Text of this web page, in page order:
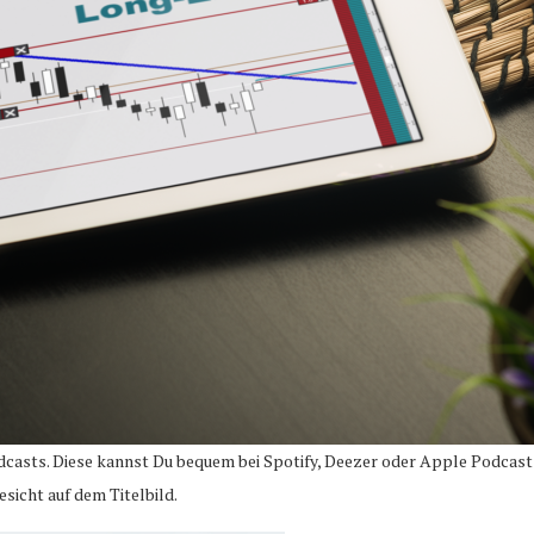
Diese kannst Du bequem bei Spotify, Deezer oder Apple
auf dem Titelbild.